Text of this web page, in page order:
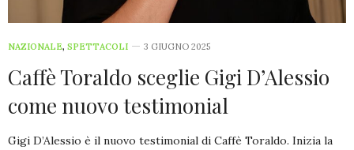
NAZIONALE, SPETTACOLI 3 GIUGNO 2025
Caffè Toraldo sceglie Gigi D’Alessio
come nuovo testimonial
Gigi D’Alessio è il nuovo testimonial di Caffè Toraldo. Inizia la